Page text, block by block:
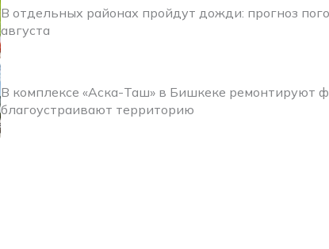
В отдельных районах пройдут дожди: прогноз
августа
В комплексе «Аска-Таш» в Бишкеке ремонтируют
благоустраивают территорию